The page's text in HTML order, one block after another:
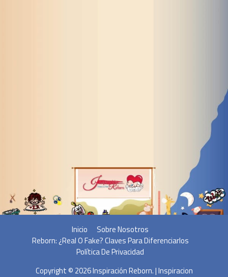
Inicio
Sobre Nosotros
Reborn: ¿Real O Fake? Claves Para Diferenciarlos
Política De Privacidad
Copyright © 2026Inspiración Reborn. | Inspiracion